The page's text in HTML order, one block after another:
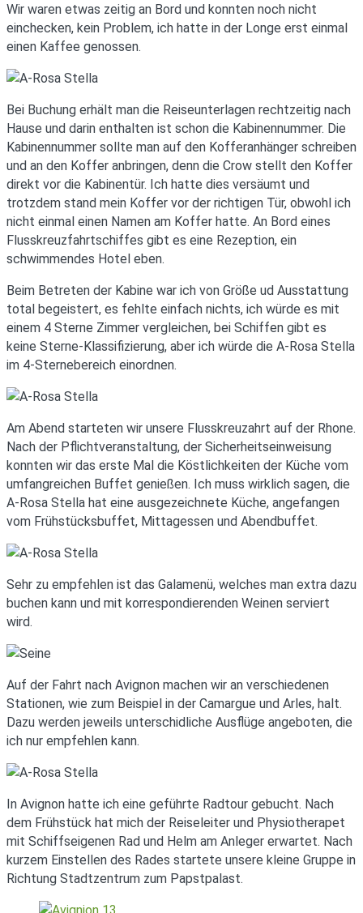
Wir waren etwas zeitig an Bord und konnten noch nicht
einchecken, kein Problem, ich hatte in der Longe erst einmal
einen Kaffee genossen.
Bei Buchung erhält man die Reiseunterlagen rechtzeitig nach
Hause und darin enthalten ist schon die Kabinennummer. Die
Kabinennummer sollte man auf den Kofferanhänger schreiben
und an den Koffer anbringen, denn die Crow stellt den Koffer
direkt vor die Kabinentür. Ich hatte dies versäumt und
trotzdem stand mein Koffer vor der richtigen Tür, obwohl ich
nicht einmal einen Namen am Koffer hatte. An Bord eines
Flusskreuzfahrtschiffes gibt es eine Rezeption, ein
schwimmendes Hotel eben.
Beim Betreten der Kabine war ich von Größe ud Ausstattung
total begeistert, es fehlte einfach nichts, ich würde es mit
einem 4 Sterne Zimmer vergleichen, bei Schiffen gibt es
keine Sterne-Klassifizierung, aber ich würde die A-Rosa Stella
im 4-Sternebereich einordnen.
Am Abend starteten wir unsere Flusskreuzahrt auf der Rhone.
Nach der Pflichtveranstaltung, der Sicherheitseinweisung
konnten wir das erste Mal die Köstlichkeiten der Küche vom
umfangreichen Buffet genießen. Ich muss wirklich sagen, die
A-Rosa Stella hat eine ausgezeichnete Küche, angefangen
vom Frühstücksbuffet, Mittagessen und Abendbuffet.
Sehr zu empfehlen ist das Galamenü, welches man extra dazu
buchen kann und mit korrespondierenden Weinen serviert
wird.
Auf der Fahrt nach Avignon machen wir an verschiedenen
Stationen, wie zum Beispiel in der Camargue und Arles, halt.
Dazu werden jeweils unterschidliche Ausflüge angeboten, die
ich nur empfehlen kann.
In Avignon hatte ich eine geführte Radtour gebucht. Nach
dem Frühstück hat mich der Reiseleiter und Physiotherapet
mit Schiffseigenen Rad und Helm am Anleger erwartet. Nach
kurzem Einstellen des Rades startete unsere kleine Gruppe in
Richtung Stadtzentrum zum Papstpalast.